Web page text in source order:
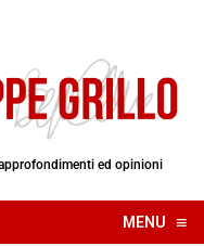
ed opinioni
MENU ≡
☰